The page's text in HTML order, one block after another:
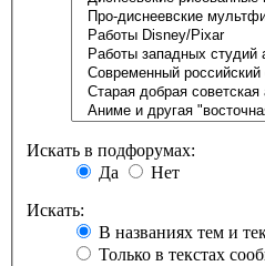
Искать в подфорумах:
Да
Нет
Искать:
В названиях тем и
Только в текстах